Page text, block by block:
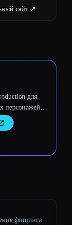
сайт ↗︎
для
персонажей,
фишинга